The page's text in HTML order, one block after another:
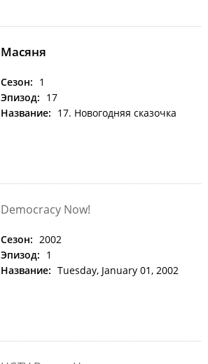
Масяня
Сезон: 1
Эпизод: 17
Название: 17. Новогодняя сказочка
Democracy Now!
Сезон: 2002
Эпизод: 1
Название: Tuesday, January 01, 2002